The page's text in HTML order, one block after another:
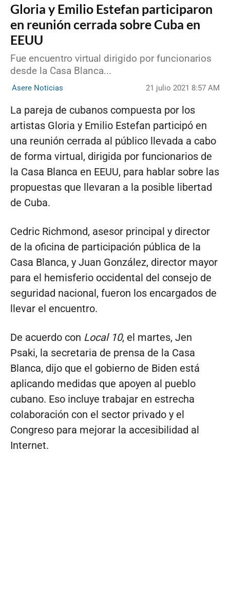
Gloria y Emilio Estefan participaron
en reunión cerrada sobre Cuba en
EEUU
Fue encuentro virtual dirigido por funcionarios
desde la Casa Blanca...
Asere Noticias 21 julio 2021 8:57 AM
La pareja de cubanos compuesta por los
artistas Gloria y Emilio Estefan participó en
una reunión cerrada al público llevada a cabo
de forma virtual, dirigida por funcionarios de
la Casa Blanca en EEUU, para hablar sobre las
propuestas que llevaran a la posible libertad
de Cuba.
Cedric Richmond, asesor principal y director
de la oficina de participación pública de la
Casa Blanca, y Juan González, director mayor
para el hemisferio occidental del consejo de
seguridad nacional, fueron los encargados de
llevar el encuentro.
De acuerdo con Local 10, el martes, Jen
Psaki, la secretaria de prensa de la Casa
Blanca, dijo que el gobierno de Biden está
aplicando medidas que apoyen al pueblo
cubano. Eso incluye trabajar en estrecha
colaboración con el sector privado y el
Congreso para mejorar la accesibilidad al
Internet.